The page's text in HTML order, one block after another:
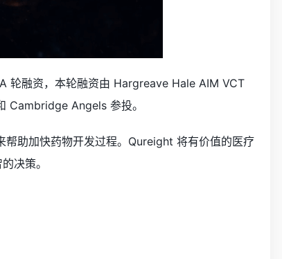
轮融资，本轮融资由 Hargreave Hale AIM VCT
Cambridge Angels 参投。
助加快药物开发过程。Qureight 将有价值的医疗
决策。